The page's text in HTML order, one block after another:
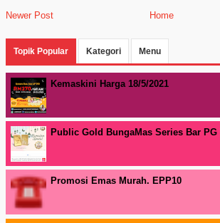
Newer Post Home
Topik Popular Kategori Menu
Kemaskini Harga 18/5/2021
Public Gold BungaMas Series Bar PG
Promosi Emas Murah. EPP10